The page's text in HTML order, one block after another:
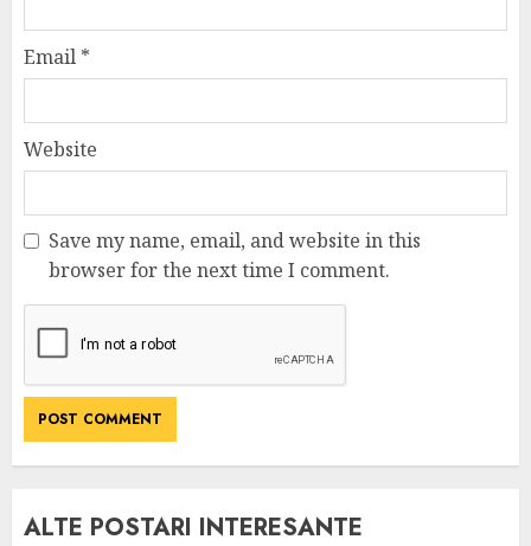
Email *
Website
Save my name, email, and website in this
browser for the next time I comment.
ALTE POSTARI INTERESANTE